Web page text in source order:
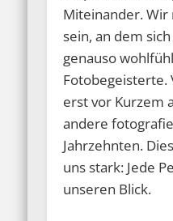
Miteinander.
sein, an dem
genauso
Fotobegeisterte.
erst vor Kurzem
andere
Jahrzehnten.
uns stark: Jede
unseren Blick.